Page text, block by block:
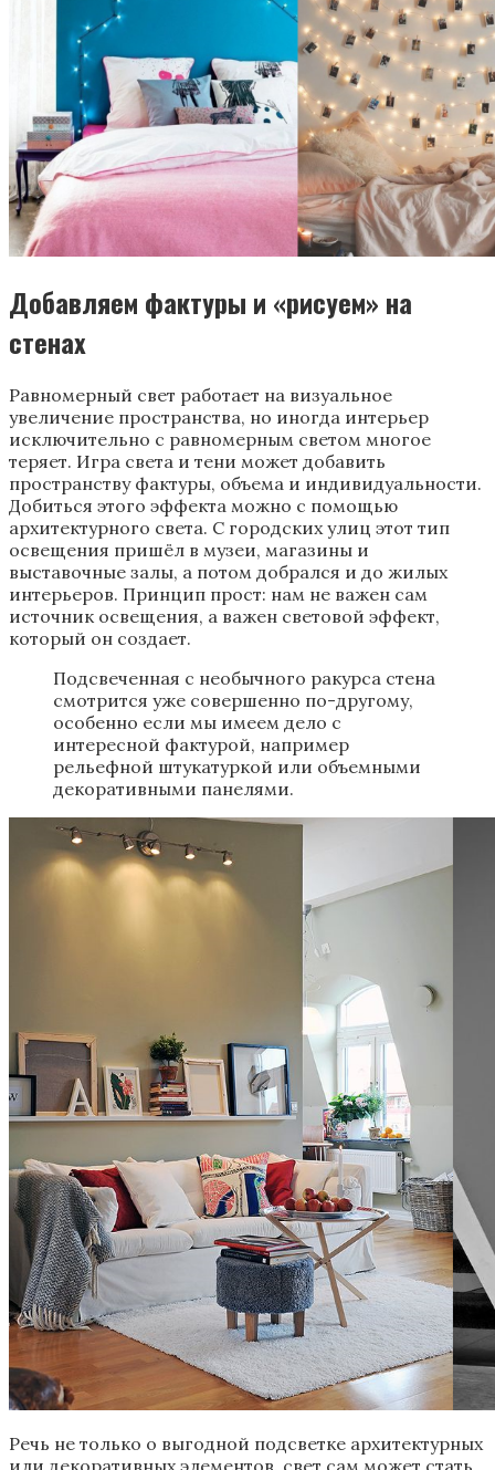
Добавляем фактуры и «‎рисуем» на
стенах
Равномерный свет работает на визуальное
увеличение пространства, но иногда интерьер
исключительно с равномерным светом многое
теряет. Игра света и тени может добавить
пространству фактуры, объема и индивидуальности.
Добиться этого эффекта можно с помощью
архитектурного света. С городских улиц этот тип
освещения пришёл в музеи, магазины и
выставочные залы, а потом добрался и до жилых
интерьеров. Принцип прост: нам не важен сам
источник освещения, а важен световой эффект,
который он создает.
Подсвеченная с необычного ракурса стена
смотрится уже совершенно по-другому,
особенно если мы имеем дело с
интересной фактурой, например
рельефной штукатуркой или объемными
декоративными панелями.
Речь не только о выгодной подсветке архитектурных